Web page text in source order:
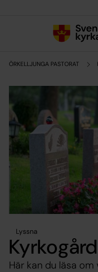
ÖRKELLJUNGA PASTORAT
Lyssna
Här kan du läsa